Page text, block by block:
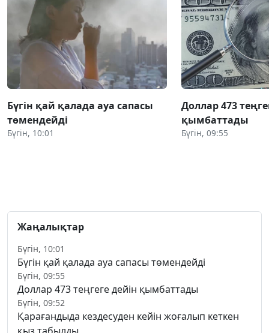
Бүгін қай қалада ауа сапасы
төмендейді
Бүгін, 10:01
Доллар 473
қымбаттады
Бүгін, 09:55
Жаңалықтар
Бүгін, 10:01
Бүгін қай қалада ауа сапасы төмендейді
Бүгін, 09:55
Доллар 473 теңгеге дейін қымбаттады
Бүгін, 09:52
Қарағандыда кездесуден кейін жоғалып кеткен